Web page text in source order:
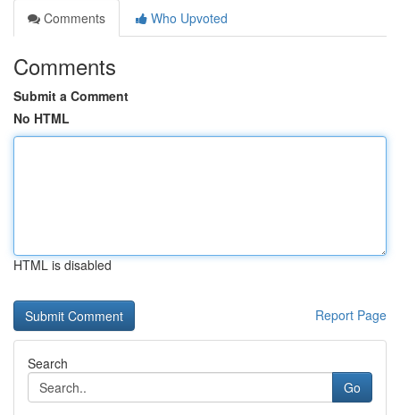
Comments
Who Upvoted
Comments
Submit a Comment
No HTML
HTML is disabled
Report Page
Search
Go